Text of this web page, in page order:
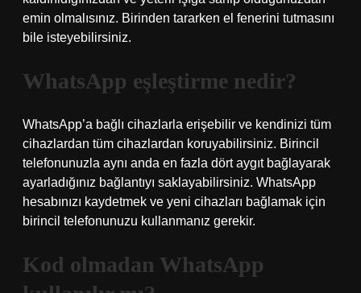
emin olmalısınız. Birinden tararken el fenerini tutmasını
bile isteyebilirsiniz.
WhatsApp eşleştirme nedir?
WhatsApp’a bağlı cihazlarla erişebilir ve kendinizi tüm
cihazlardan tüm cihazlardan koruyabilirsiniz. Birincil
telefonunuzla aynı anda en fazla dört aygıt bağlayarak
ayarladığınız bağlantıyı saklayabilirsiniz. WhatsApp
hesabınızı kaydetmek ve yeni cihazları bağlamak için
birincil telefonunuzu kullanmanız gerekir.
Kod olmadan WhatsApp